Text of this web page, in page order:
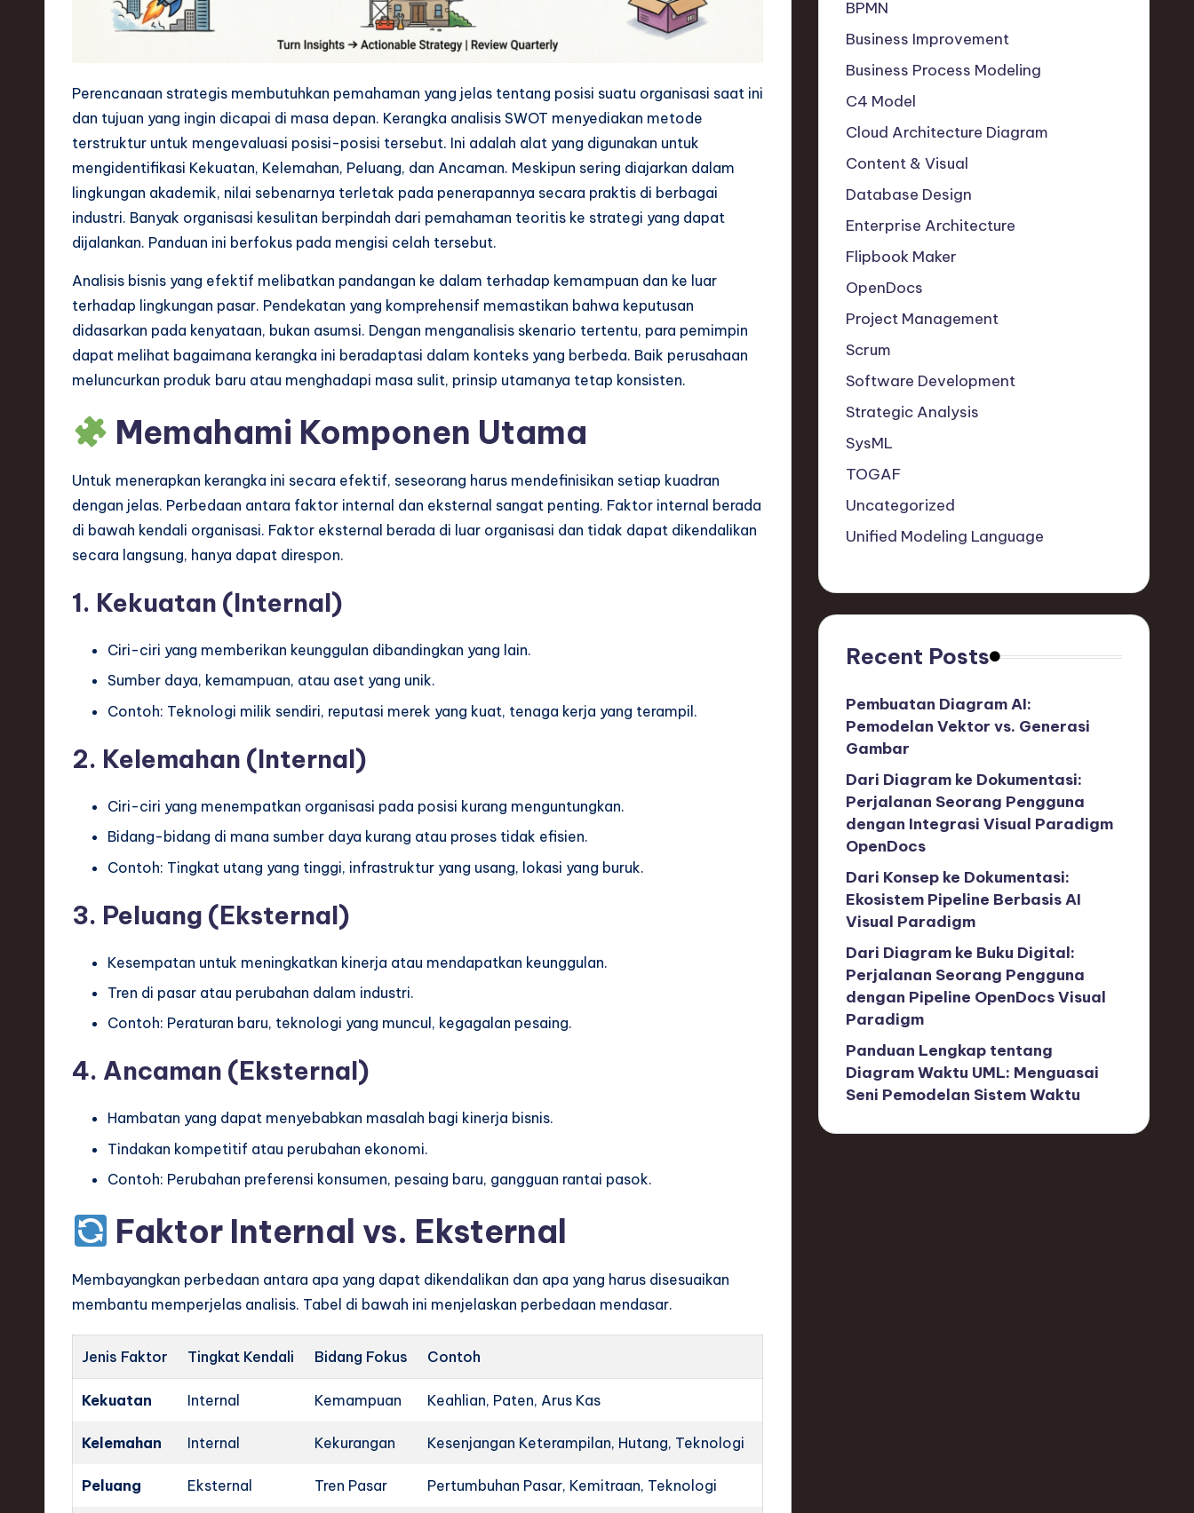
ft
w
Perencanaan strategis membutuhkan pemahaman yang jelas tentang posisi suatu organisasi saat ini
dan tujuan yang ingin dicapai di masa depan. Kerangka analisis SWOT menyediakan metode
terstruktur untuk mengevaluasi posisi-posisi tersebut. Ini adalah alat yang digunakan untuk
mengidentifikasi Kekuatan, Kelemahan, Peluang, dan Ancaman. Meskipun sering diajarkan dalam
lingkungan akademik, nilai sebenarnya terletak pada penerapannya secara praktis di berbagai
industri. Banyak organisasi kesulitan berpindah dari pemahaman teoritis ke strategi yang dapat
dijalankan. Panduan ini berfokus pada mengisi celah tersebut.
Analisis bisnis yang efektif melibatkan pandangan ke dalam terhadap kemampuan dan ke luar
terhadap lingkungan pasar. Pendekatan yang komprehensif memastikan bahwa keputusan
didasarkan pada kenyataan, bukan asumsi. Dengan menganalisis skenario tertentu, para pemimpin
dapat melihat bagaimana kerangka ini beradaptasi dalam konteks yang berbeda. Baik perusahaan
meluncurkan produk baru atau menghadapi masa sulit, prinsip utamanya tetap konsisten.
Memahami Komponen Utama
Untuk menerapkan kerangka ini secara efektif, seseorang harus mendefinisikan setiap kuadran
dengan jelas. Perbedaan antara faktor internal dan eksternal sangat penting. Faktor internal berada
di bawah kendali organisasi. Faktor eksternal berada di luar organisasi dan tidak dapat dikendalikan
secara langsung, hanya dapat direspon.
1. Kekuatan (Internal)
Ciri-ciri yang memberikan keunggulan dibandingkan yang lain.
Sumber daya, kemampuan, atau aset yang unik.
Contoh: Teknologi milik sendiri, reputasi merek yang kuat, tenaga kerja yang terampil.
2. Kelemahan (Internal)
Ciri-ciri yang menempatkan organisasi pada posisi kurang menguntungkan.
Bidang-bidang di mana sumber daya kurang atau proses tidak efisien.
Contoh: Tingkat utang yang tinggi, infrastruktur yang usang, lokasi yang buruk.
3. Peluang (Eksternal)
Kesempatan untuk meningkatkan kinerja atau mendapatkan keunggulan.
Tren di pasar atau perubahan dalam industri.
Contoh: Peraturan baru, teknologi yang muncul, kegagalan pesaing.
4. Ancaman (Eksternal)
Hambatan yang dapat menyebabkan masalah bagi kinerja bisnis.
Tindakan kompetitif atau perubahan ekonomi.
Contoh: Perubahan preferensi konsumen, pesaing baru, gangguan rantai pasok.
Faktor Internal vs. Eksternal
Membayangkan perbedaan antara apa yang dapat dikendalikan dan apa yang harus disesuaikan
membantu memperjelas analisis. Tabel di bawah ini menjelaskan perbedaan mendasar.
Jenis Faktor Tingkat Kendali Bidang Fokus Contoh
Kekuatan Internal Kemampuan Keahlian, Paten, Arus Kas
Kelemahan Internal Kekurangan Kesenjangan Keterampilan, Hutang, Teknologi
Peluang Eksternal Tren Pasar Pertumbuhan Pasar, Kemitraan, Teknologi
BPMN
Business Improvement
Business Process Modeling
C4 Model
Cloud Architecture Diagram
Content & Visual
Database Design
Enterprise Architecture
Flipbook Maker
OpenDocs
Project Management
Scrum
Software Development
Strategic Analysis
SysML
TOGAF
Uncategorized
Unified Modeling Language
Recent Posts
Pembuatan Diagram AI:
Pemodelan Vektor vs. Generasi
Gambar
Dari Diagram ke Dokumentasi:
Perjalanan Seorang Pengguna
dengan Integrasi Visual Paradigm
OpenDocs
Dari Konsep ke Dokumentasi:
Ekosistem Pipeline Berbasis AI
Visual Paradigm
Dari Diagram ke Buku Digital:
Perjalanan Seorang Pengguna
dengan Pipeline OpenDocs Visual
Paradigm
Panduan Lengkap tentang
Diagram Waktu UML: Menguasai
Seni Pemodelan Sistem Waktu